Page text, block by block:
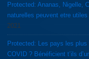
Protected: Ananas, Nigelle,
naturelles peuvent etre
2021
Protected: Les pays les
COVID ? Bénéficient t’ils